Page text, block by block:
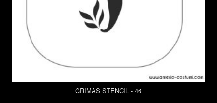
GRIMAS STENCIL - 46